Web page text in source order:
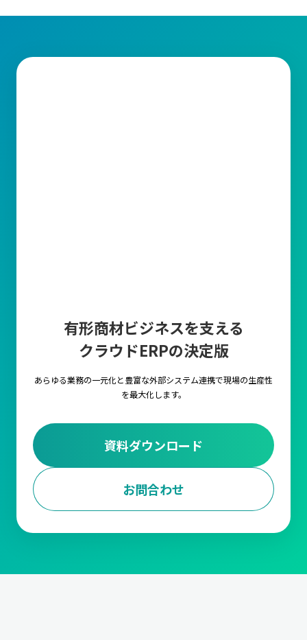
有形商材ビジネスを支える
クラウドERPの決定版
あらゆる業務の一元化と豊富な外部システム連携で現場の生産性
を最大化します。
資料ダウンロード
お問合わせ